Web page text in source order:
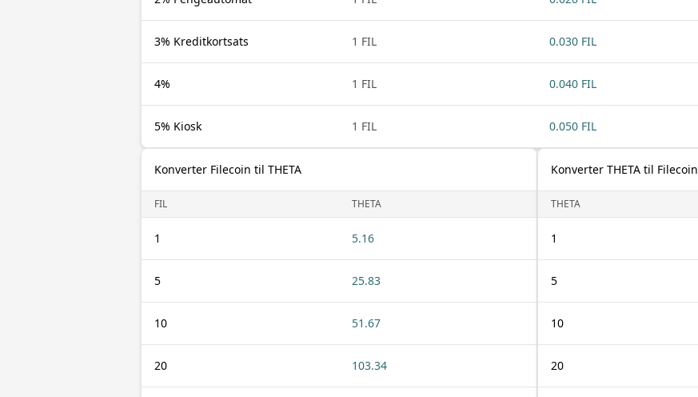
3% Kreditkortsats 1 FIL 0.030 FIL
4% 1 FIL 0.040 FIL
5% Kiosk 1 FIL 0.050 FIL
Konverter Filecoin til THETA
FIL THETA
1 5.16
5 25.83
10 51.67
20 103.34
Konverter THETA til Filecoin
THETA
1
5
10
20